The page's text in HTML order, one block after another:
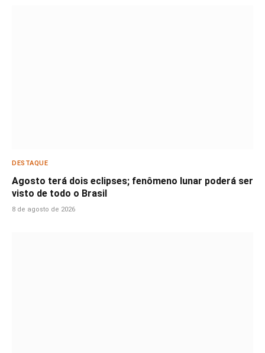
DESTAQUE
Agosto terá dois eclipses; fenômeno lunar poderá ser
visto de todo o Brasil
8 de agosto de 2026